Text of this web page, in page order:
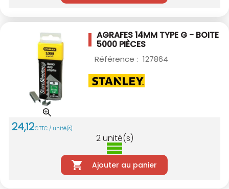
AGRAFES 14MM TYPE G - BOITE
5000 PIÈCES
Référence : 127864
24,12€TTC / unité(s)
2unité(s)
Ajouter au panier